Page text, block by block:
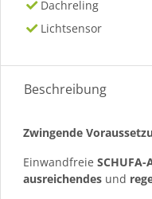
Dachreling
Lichtsensor
Beschreibung
Zwingende
Einwandfreie
ausreichendes und